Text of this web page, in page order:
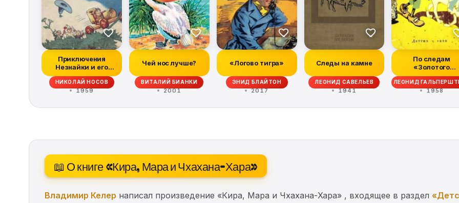
Приключения
Незнайки и его
друзей (все
иллюстрации...
НИКОЛАЙ НОСОВ
1959
Чей нос лучше?
ВИТАЛИЙ БИАНКИ
2001
«Логово тигра»
ЭНИД БЛАЙТОН
2017
Следы на камне
ЛЕОНИД САВЕЛЬЕВ
1941
По следам
«Золотого
ключика»
ЛЕОНИД
1958
📖 О книге «Кира, Мара и Чхахана-Хара»
Владимир Келер написал произведение «Кира, Мара и Чхахана-Хара» , входящее в раздел